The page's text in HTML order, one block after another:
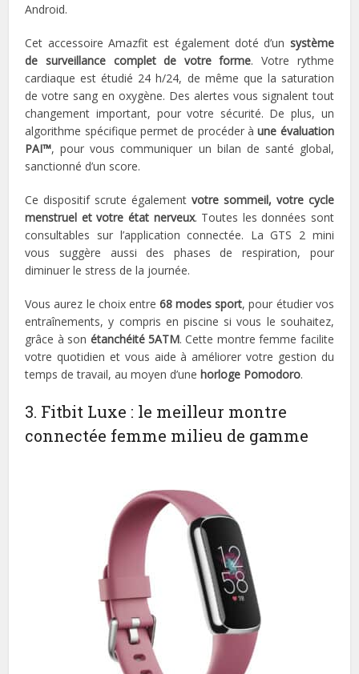
Android.
Cet accessoire Amazfit est également doté d’un système
de surveillance complet de votre forme. Votre rythme
cardiaque est étudié 24 h/24, de même que la saturation
de votre sang en oxygène. Des alertes vous signalent tout
changement important, pour votre sécurité. De plus, un
algorithme spécifique permet de procéder àune évaluation
PAI™, pour vous communiquer un bilan de santé global,
sanctionné d’un score.
Ce dispositif scrute également votre sommeil, votre cycle
menstruel et votre état nerveux. Toutes les données sont
consultables sur l’application connectée. La GTS 2 mini
vous suggère aussi des phases de respiration, pour
diminuer le stress de la journée.
Vous aurez le choix entre 68 modes sport, pour étudier vos
entraînements, y compris en piscine si vous le souhaitez,
grâce à son étanchéité 5ATM. Cette montre femme facilite
votre quotidien et vous aide à améliorer votre gestion du
temps de travail, au moyen d’unehorloge Pomodoro.
3. Fitbit Luxe : le meilleur montre
connectée femme milieu de gamme